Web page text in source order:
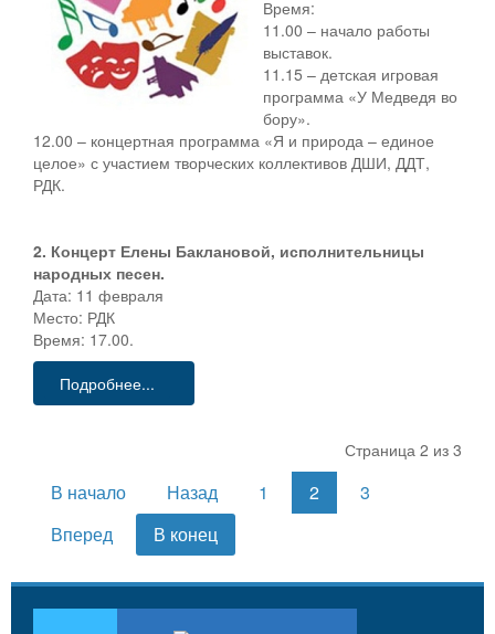
Время:
11.00 – начало работы
выставок.
11.15 – детская игровая
программа «У Медведя во
бору».
12.00 – концертная программа «Я и природа – единое
целое» с участием творческих коллективов ДШИ, ДДТ,
РДК.
2. Концерт Елены Баклановой, исполнительницы
народных песен.
Дата: 11 февраля
Место: РДК
Время: 17.00.
Подробнее...
Страница 2 из 3
В начало Назад 1 2
3
Вперед
В конец